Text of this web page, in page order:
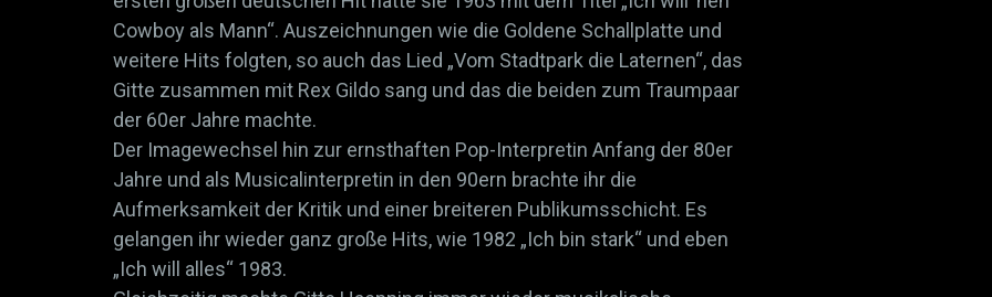
Cowboy als Mann“. Auszeichnungen wie die Goldene Schallplatte und
weitere Hits folgten, so auch das Lied „Vom Stadtpark die Laternen“, das
Gitte zusammen mit Rex Gildo sang und das die beiden zum Traumpaar
der 60er Jahre machte.
Der Imagewechsel hin zur ernsthaften Pop-Interpretin Anfang der 80er
Jahre und als Musicalinterpretin in den 90ern brachte ihr die
Aufmerksamkeit der Kritik und einer breiteren Publikumsschicht. Es
gelangen ihr wieder ganz große Hits, wie 1982 „Ich bin stark“ und eben
„Ich will alles“ 1983.